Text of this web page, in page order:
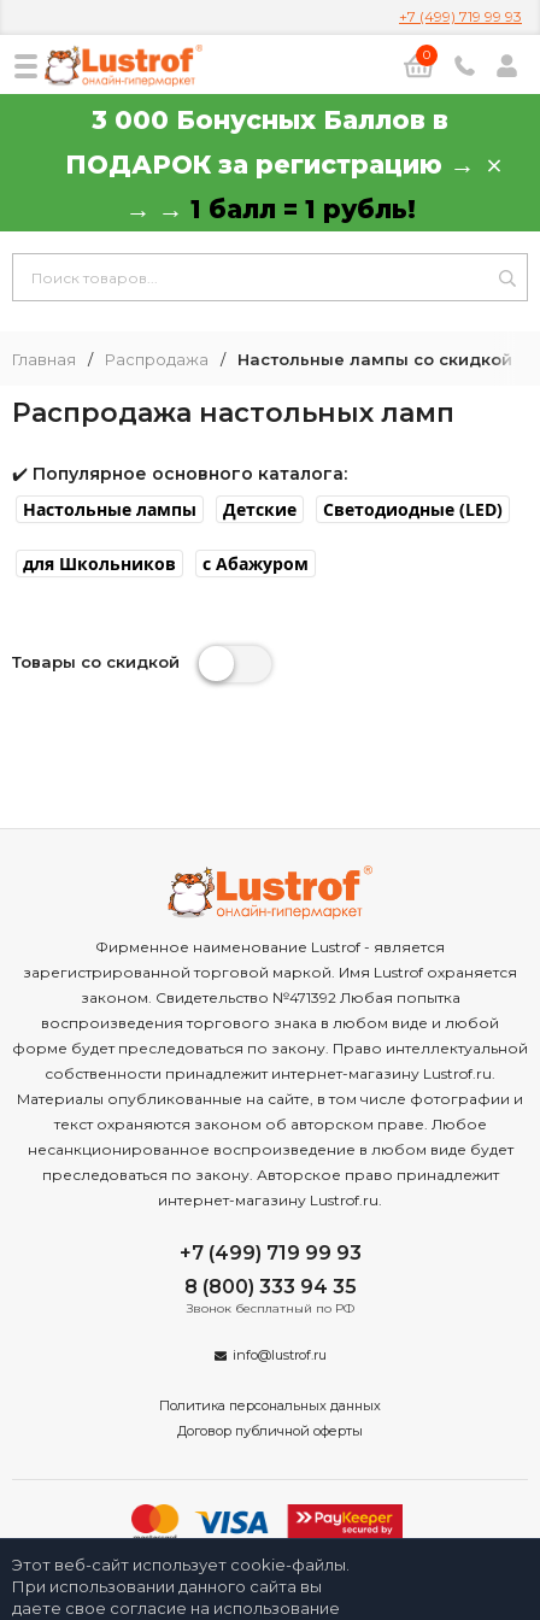
+7 (499) 719 99 93
0
3 000 Бонусных Баллов в
ПОДАРОК за регистрацию →
→ → 1 балл = 1 рубль!
Главная / Распродажа / Настольные лампы со скидкой
Распродажа настольных ламп
✔️ Популярное основного каталога:
Настольные лампы Детские Светодиодные (LED)
для Школьников с Абажуром
Товары со скидкой
Фирменное наименование Lustrof - является
зарегистрированной торговой маркой. Имя Lustrof охраняется
законом. Свидетельство №471392 Любая попытка
воспроизведения торгового знака в любом виде и любой
форме будет преследоваться по закону. Право интеллектуальной
собственности принадлежит интернет-магазину Lustrof.ru.
Материалы опубликованные на сайте, в том числе фотографии и
текст охраняются законом об авторском праве. Любое
несанкционированное воспроизведение в любом виде будет
преследоваться по закону. Авторское право принадлежит
интернет-магазину Lustrof.ru.
+7 (499) 719 99 93
8 (800) 333 94 35
Звонок бесплатный по РФ
info@lustrof.ru
Политика персональных данных
Договор публичной оферты
2008-2026 © Интернет-магазин «Люстроф» в Новосибирске - приборы
освещения для дома и улицы. Все права защищены.
Этот веб-сайт использует cookie-файлы.
При использовании данного сайта вы
даете свое согласие на использование